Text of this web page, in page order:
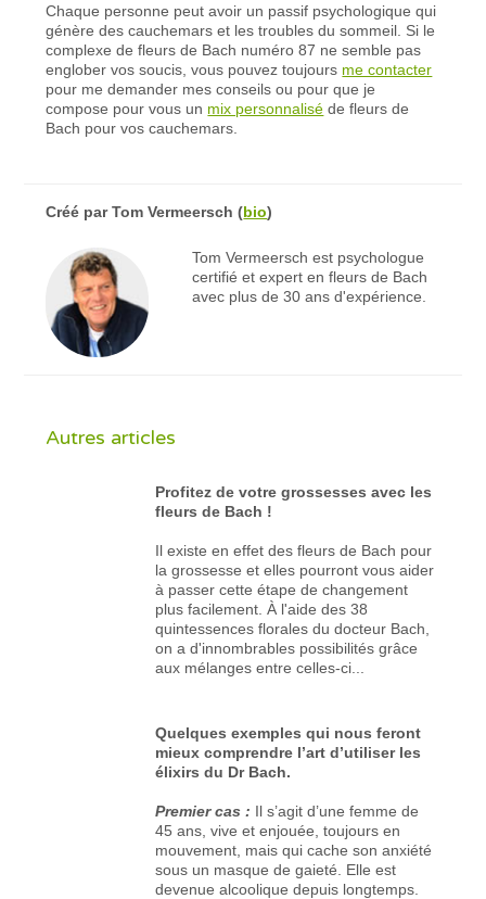
Chaque personne peut avoir un passif psychologique qui
génère des cauchemars et les troubles du sommeil. Si le
complexe de fleurs de Bach numéro 87 ne semble pas
englober vos soucis, vous pouvez toujours me contacter
pour me demander mes conseils ou pour que je
compose pour vous un mix personnalisé de fleurs de
Bach pour vos cauchemars.
Créé parTom Vermeersch (bio)
Tom Vermeersch est psychologue
certifié et expert en fleurs de Bach
avec plus de 30 ans d'expérience.
Autres articles
Profitez de votre grossesses avec les
fleurs de Bach !
Il existe en effet des fleurs de Bach pour
la grossesse et elles pourront vous aider
à passer cette étape de changement
plus facilement. À l'aide des 38
quintessences florales du docteur Bach,
on a d'innombrables possibilités grâce
aux mélanges entre celles-ci...
Quelques exemples qui nous feront
mieux comprendre l’art d’utiliser les
élixirs du Dr Bach.
Premier cas : Il s’agit d’une femme de
45 ans, vive et enjouée, toujours en
mouvement, mais qui cache son anxiété
sous un masque de gaieté. Elle est
devenue alcoolique depuis longtemps.